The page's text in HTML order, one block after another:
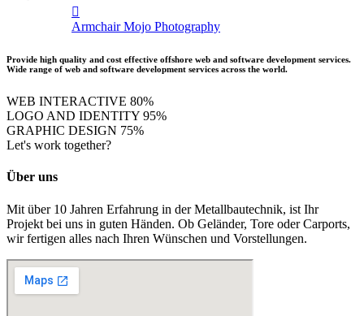
Armchair Mojo Photography
Provide high quality and cost effective offshore web and software development services.
Wide range of web and software development services across the world.
WEB INTERACTIVE 80%
LOGO AND IDENTITY 95%
GRAPHIC DESIGN 75%
Let's work together?
Über uns
Mit über 10 Jahren Erfahrung in der Metallbautechnik, ist Ihr
Projekt bei uns in guten Händen. Ob Geländer, Tore oder Carports,
wir fertigen alles nach Ihren Wünschen und Vorstellungen.